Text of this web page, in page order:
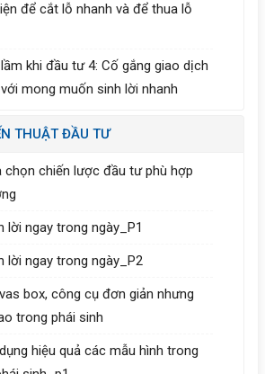
để cắt lỗ nhanh và để thua lỗ
khi đầu tư 4: Cố gắng giao dịch
mong muốn sinh lời nhanh
THUẬT ĐẦU TƯ
chọn chiến lược đầu tư phù hợp
lời ngay trong ngày_P1
lời ngay trong ngày_P2
box, công cụ đơn giản nhưng
trong phái sinh
hiệu quả các mẫu hình trong